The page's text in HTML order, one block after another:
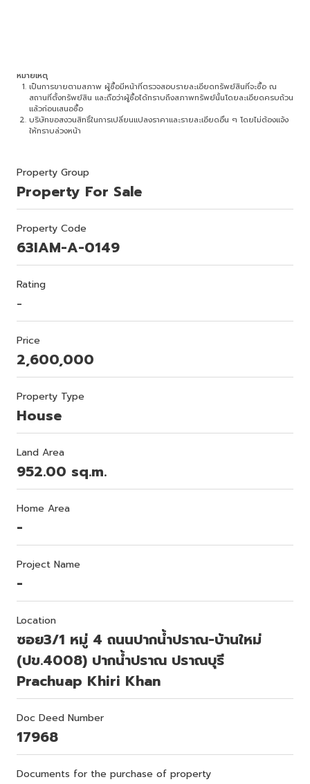
หมายเหตุ
เป็นการขายตามสภาพ ผู้ซื้อมีหน้าที่ตรวจสอบรายละเอียดทรัพย์สินที่จะซื้อ ณ
สถานที่ตั้งทรัพย์สิน และถือว่าผู้ซื้อได้ทราบถึงสภาพทรัพย์นั้นโดยละเอียดครบถ้วน
แล้วก่อนเสนอซื้อ
บริษัทขอสงวนสิทธิ์ในการเปลี่ยนแปลงราคาและรายละเอียดอื่น ๆ โดยไม่ต้องแจ้ง
ให้ทราบล่วงหน้า
Property Group
Property For Sale
Property Code
63IAM-A-0149
Rating
-
Price
2,600,000
Property Type
House
Land Area
952.00 sq.m.
Home Area
-
Project Name
-
Location
ซอย3/1 หมู่ 4 ถนนปากน้ำปราณ-บ้านใหม่
(ปข.4008) ปากน้ำปราณ ปราณบุรี
Prachuap Khiri Khan
Doc Deed Number
17968
Documents for the purchase of property